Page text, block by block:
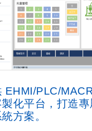
EHMI/PLC/
化平台，打造專
方案。